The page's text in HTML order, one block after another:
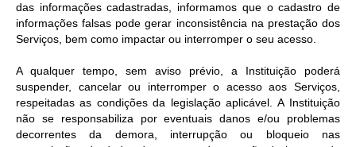
das informações cadastradas, informamos que o cadastro de
informações falsas pode gerar inconsistência na prestação dos
Serviços, bem como impactar ou interromper o seu acesso.
A qualquer tempo, sem aviso prévio, a Instituição poderá
suspender, cancelar ou interromper o acesso aos Serviços,
respeitadas as condições da legislação aplicável. A Instituição
não se responsabiliza por eventuais danos e/ou problemas
decorrentes da demora, interrupção ou bloqueio nas